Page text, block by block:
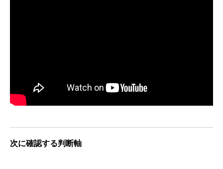
次に確認する判断軸